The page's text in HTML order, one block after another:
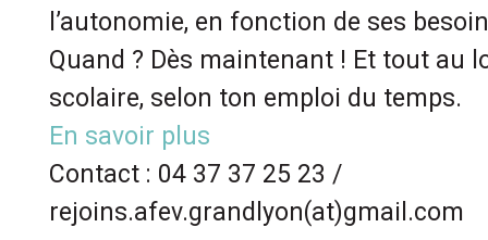
l’autonomie, en fonction de ses
Quand ? Dès maintenant ! Et tout au
scolaire, selon ton emploi du temps.
En savoir plus
Contact : 04 37 37 25 23 /
rejoins.afev.grandlyon(at)gmail.com